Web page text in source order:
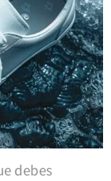
debes